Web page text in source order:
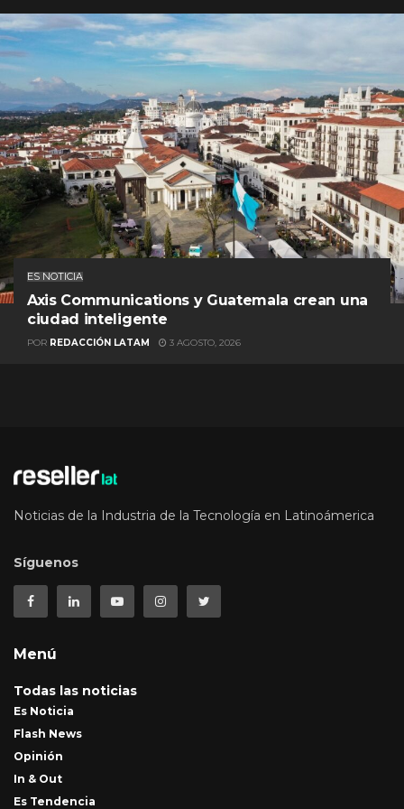
ES NOTICIA
Axis Communications y Guatemala crean una
ciudad inteligente
POR REDACCIÓN LATAM 3 AGOSTO, 2026
Noticias de la Industria de la Tecnología en Latinoámerica
Síguenos
Menú
Todas las noticias
Es Noticia
Flash News
Opinión
In & Out
Es Tendencia